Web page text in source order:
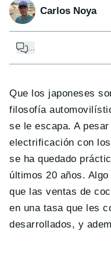
Carlos Noya
...
Que los japoneses
filosofía
se le escapa. A
electrificación con
se ha quedado
últimos 20 años.
que las ventas de
en una tasa que les
desarrollados, y